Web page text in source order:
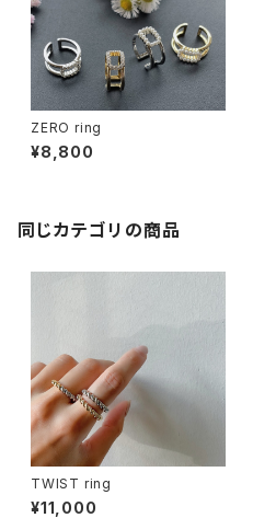
ZERO ring
¥8,800
同じカテゴリの商品
TWIST ring
¥11,000